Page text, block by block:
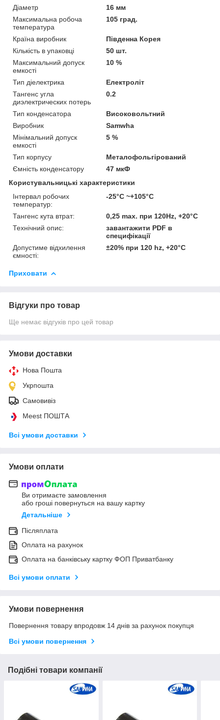
Діаметр
16 мм
Максимальна робоча
температура
105 град.
Країна виробник
Південна Корея
Кількість в упаковці
50 шт.
Максимальний допуск
емкості
10 %
Тип діелектрика
Електроліт
Тангенс угла
диэлектрических потерь
0.2
Тип конденсатора
Високовольтний
Виробник
Samwha
Мінімальний допуск
емкості
5 %
Тип корпусу
Металофольгірований
Ємність конденсатору
47 мкФ
Користувальницькі характеристики
Інтервал робочих
температур:
-25°C ~+105°C
Тангенс кута втрат:
0,25 max. при 120Hz, +20°C
Технічний опис:
завантажити PDF в
специфікації
Допустиме відхилення
ємності:
±20% при 120 hz, +20°C
Приховати
Відгуки про товар
Ще немає відгуків про цей товар
Умови доставки
Нова Пошта
Укрпошта
Самовивіз
Meest ПОШТА
Всі умови доставки
Умови оплати
Ви отримаєте замовлення
або гроші повернуться на вашу картку
Детальніше
Післяплата
Оплата на рахунок
Оплата на банківську картку ФОП Приватбанку
Всі умови оплати
Умови повернення
Повернення товару впродовж 14 днів за рахунок покупця
Всі умови повернення
Подібні товари компанії